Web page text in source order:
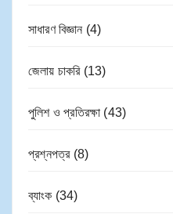
সাধারণ বিজ্ঞান (4)
জেলায় চাকরি(13)
পুলিশ ও প্রতিরক্ষা (43)
প্রশ্নপত্র(8)
ব্যাংক (34)